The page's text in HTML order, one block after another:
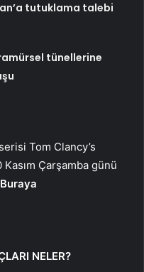
tutuklama talebi
tünellerine
Tom Clancy’s
Çarşamba günü
Buraya
NELER?